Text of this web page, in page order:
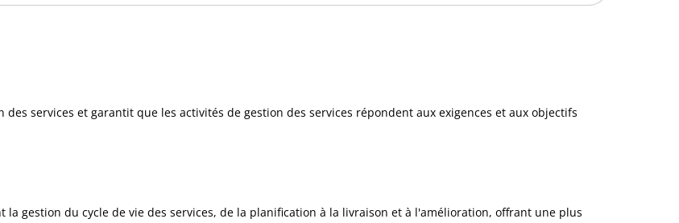
des services et garantit que les activités de gestion des services répondent aux exigences et aux objectifs
la gestion du cycle de vie des services, de la planification à la livraison et à l'amélioration, offrant une plus